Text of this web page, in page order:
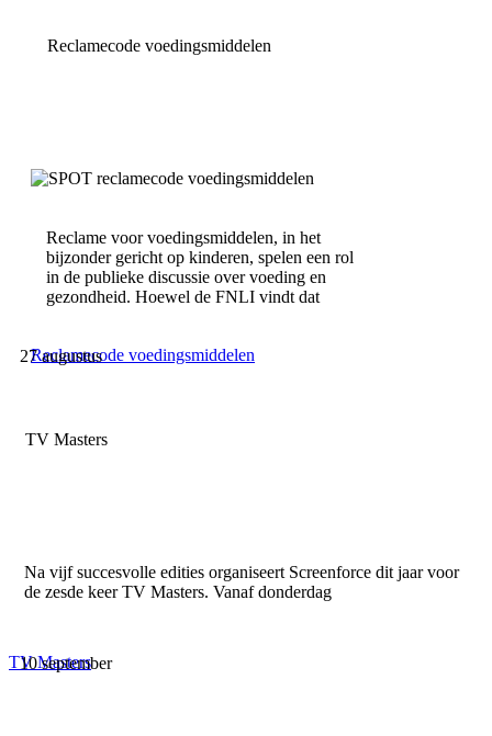
Reclamecode voedingsmiddelen
Reclame voor voedingsmiddelen, in het
bijzonder gericht op kinderen, spelen een rol
in de publieke discussie over voeding en
gezondheid. Hoewel de FNLI vindt dat
Reclamecode voedingsmiddelen
27 augustus
TV Masters
Na vijf succesvolle edities organiseert Screenforce dit jaar voor
de zesde keer TV Masters. Vanaf donderdag
TV Masters
10 september